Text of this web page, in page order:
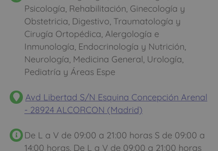
Psicología, Rehabilitación, Ginecología y
Obstetricia, Digestivo, Traumatología y
Cirugía Ortopédica, Alergología e
Inmunología, Endocrinología y Nutrición,
Neurología, Medicina General, Urología,
Pediatría y Áreas Espe
Avd Libertad S/N Esquina Concepción Arenal
- 28924 ALCORCON (Madrid)
De L a V de 09:00 a 21:00 horas S de 09:00 a
14:00 horas, De L a V de 09:00 a 21:00 horas